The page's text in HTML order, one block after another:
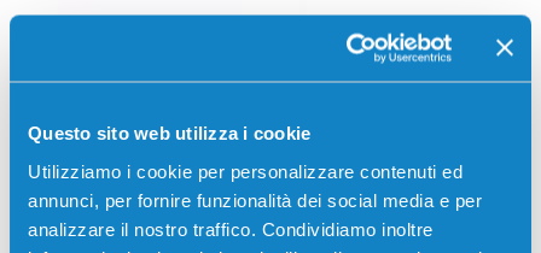
Questo sito web utilizza i cookie
Utilizziamo i cookie per personalizzare contenuti ed
annunci, per fornire funzionalità dei social media e per
analizzare il nostro traffico. Condividiamo inoltre
HpLASERJET